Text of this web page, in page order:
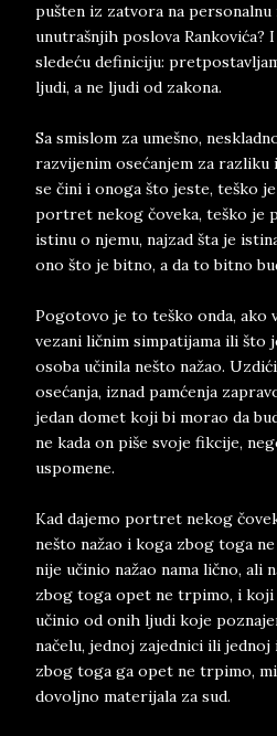
pušten iz zatvora na
unutrašnjih poslova Rankovića?
sledeću definiciju:
ljudi, a ne ljudi od zakona.
Sa smislom za umešno,
razvijenim osećanjem za razliku
se čini i onoga što jeste, teško
portret nekog čoveka, teško je
istinu o njemu, najzad šta je
ono što je bitno, a da to bitno
Pogotovo je to teško onda, ako
vezani ličnim simpatijama ili što
osoba učinila nešto nažao.
osećanja, iznad pamćenja
jedan domet koji bi morao da
ne kada on piše svoje fikcije,
uspomene.
Kad dajemo portret nekog
nešto nažao i koga zbog toga
nije učinio nažao nama lično, ali
zbog toga opet ne trpimo, i koji
učinio od onih ljudi koje
načelu, jednoj zajednici ili
zbog toga ga opet ne trpimo,
dovoljno materijala za sud.